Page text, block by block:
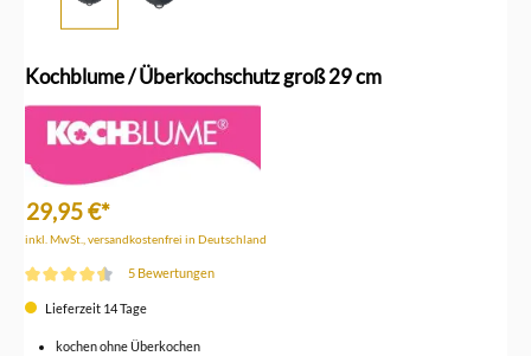
Kochblume / Überkochschutz groß 29 cm
29,95 €*
inkl. MwSt., versandkostenfrei in Deutschland
5 Bewertungen
Lieferzeit 14 Tage
kochen ohne Überkochen